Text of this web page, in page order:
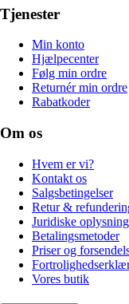
Tjenester
Min konto
Hjælpecenter
Følg min ordre
Returnér min ordre
Rabatkoder
Om os
Hvem er vi?
Kontakt os
Salgsbetingelser
Retur &
Juridiske
Betalingsmetoder
Priser og
Vores butik